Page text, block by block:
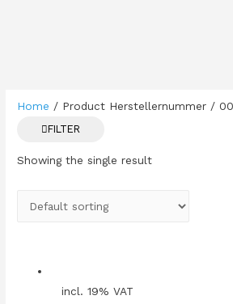
Home / Product Herstellernummer /
FILTER
Showing the single result
incl. 19% VAT